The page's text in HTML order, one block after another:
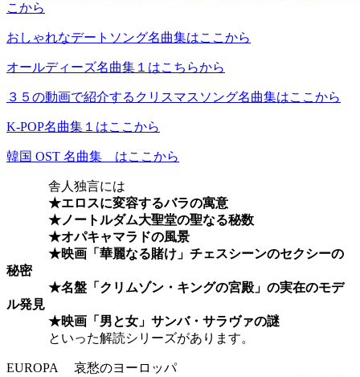
こから
おしゃれなデートソング名曲集はここから
オールディーズ名曲集１はこちらから
３５の動画で紹介するクリスマスソング名曲集はここから
K-POP名曲集１はここから
韓国 OST 名曲集 はここから
舎人独言には
★エロスに変容するバラの寓意
★ノートルダム大聖堂の聖なる秘数
★オパキャマラドの風景
★映画「華麗なる賭け」チェスシーンのセクシーの
秘密
★名盤「クリムゾン・キングの宮殿」の実在のモデ
ル発見
★映画「男と女」サンバ・サラヴァの謎
といった解読シリーズがあります。
EUROPA 哀愁のヨーロッパ